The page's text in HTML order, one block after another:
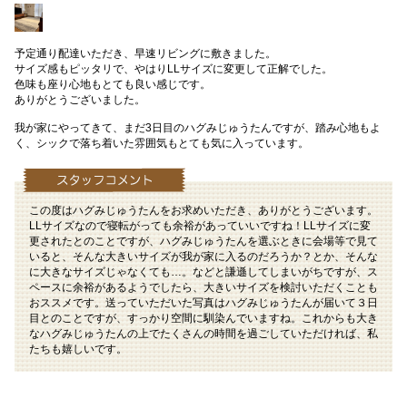
予定通り配達いただき、早速リビングに敷きました。
サイズ感もピッタリで、やはりLLサイズに変更して正解でした。
色味も座り心地もとても良い感じです。
ありがとうございました。
我が家にやってきて、まだ3日目のハグみじゅうたんですが、踏み心地もよ
く、シックで落ち着いた雰囲気もとても気に入っています。
この度はハグみじゅうたんをお求めいただき、ありがとうございます。
LLサイズなので寝転がっても余裕があっていいですね！LLサイズに変
更されたとのことですが、ハグみじゅうたんを選ぶときに会場等で見て
いると、そんな大きいサイズが我が家に入るのだろうか？とか、そんな
に大きなサイズじゃなくても…。などと謙遜してしまいがちですが、ス
ペースに余裕があるようでしたら、大きいサイズを検討いただくことも
おススメです。送っていただいた写真はハグみじゅうたんが届いて３日
目とのことですが、すっかり空間に馴染んでいますね。これからも大き
なハグみじゅうたんの上でたくさんの時間を過ごしていただければ、私
たちも嬉しいです。